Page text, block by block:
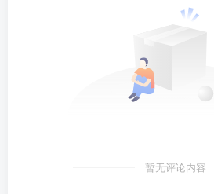
暂无评论内容